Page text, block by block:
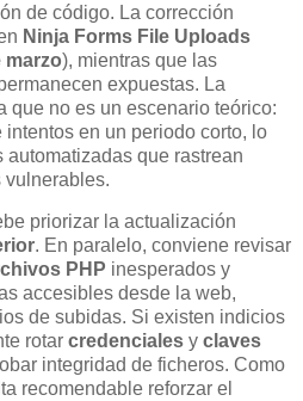
de código. La corrección
Ninja Forms File Uploads
marzo), mientras que las
expuestas. La
que no es un escenario teórico:
en un periodo corto, lo
que rastrean
vulnerables.
priorizar la actualización
. En paralelo, conviene revisar
PHP inesperados y
accesibles desde la web,
de subidas. Si existen indicios
rotar credenciales y claves
integridad de ficheros. Como
recomendable reforzar el